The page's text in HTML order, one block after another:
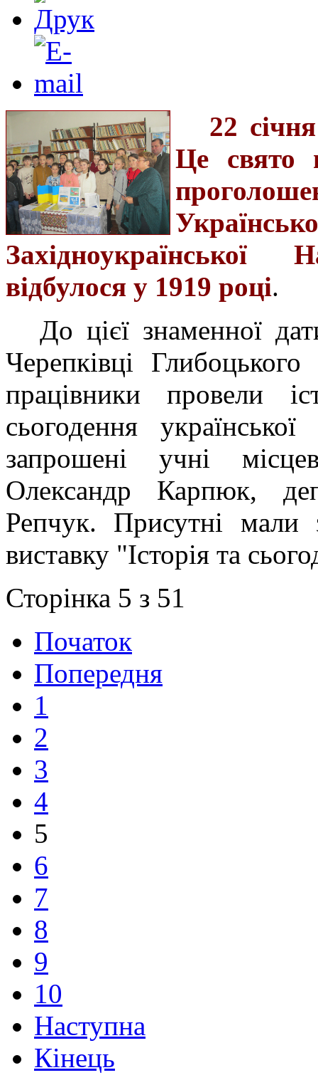
22
Це свято
відбулося у 1919 році.
До цієї знаменної
Черепківці
працівники провели
сьогодення
запрошені учні
Олександр Карпюк,
Репчук. Присутні мали
виставку "Історія та
Сторінка 5 з 51
Початок
Попередня
1
2
3
4
5
6
7
8
9
10
Наступна
Кінець